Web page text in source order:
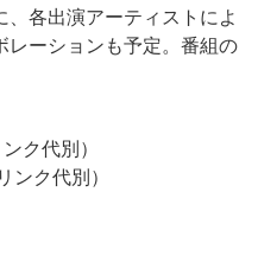
各出演アーティストによ
レーションも予定。番組の
ク代別）
ンク代別）